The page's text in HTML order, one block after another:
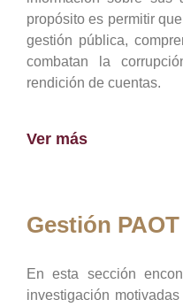
propósito es permitir
gestión pública,
combatan la
rendición de cuentas.
Ver más
Gestión PAOT
En esta sección
investigación